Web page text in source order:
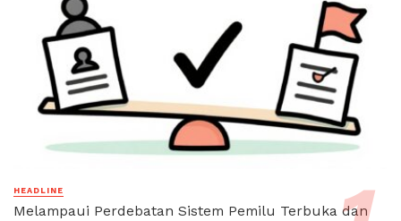
HEADLINE
Melampaui Perdebatan Sistem Pemilu Terbuka dan